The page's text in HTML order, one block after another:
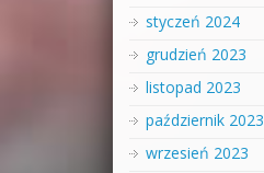
styczeń 2024
grudzień 2023
listopad 2023
październik 2023
wrzesień 2023